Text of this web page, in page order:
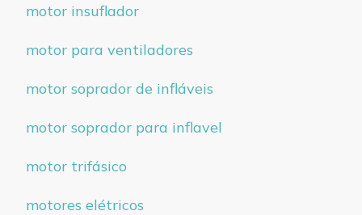
motor insuflador
motor para ventiladores
motor soprador de infláveis
motor soprador para inflavel
motor trifásico
motores elétricos